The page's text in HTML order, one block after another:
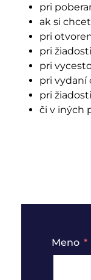
pri
ak si
pri
pri
pri
pri vydaní
pri
či v iných
Meno